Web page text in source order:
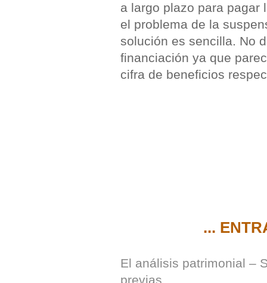
a largo plazo para pagar
el problema de la
solución es sencilla. No
financiación ya que
cifra de beneficios
...
El análisis patrimonial –
previas